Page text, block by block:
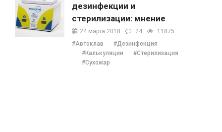
дезинфекции и
стерилизации: мнение
Наталии Ушецкой
24 марта 2018 24
11875
#Автоклав
#Дезинфекция
#Калькуляции
#Стерилизация
#Сухожар